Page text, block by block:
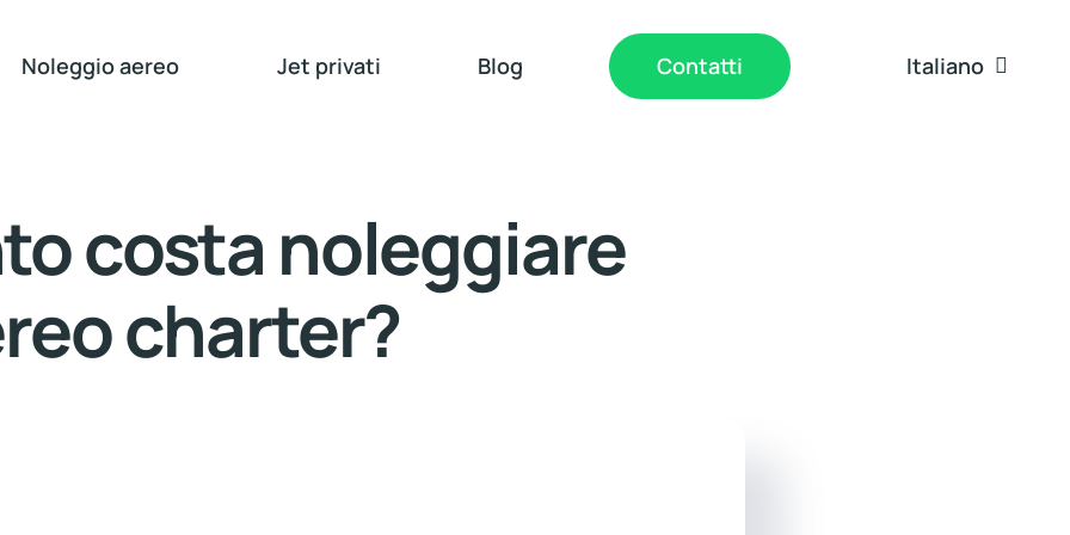
Noleggio aereo Jet privati Blog Contatti Italiano
costa noleggiare
charter?